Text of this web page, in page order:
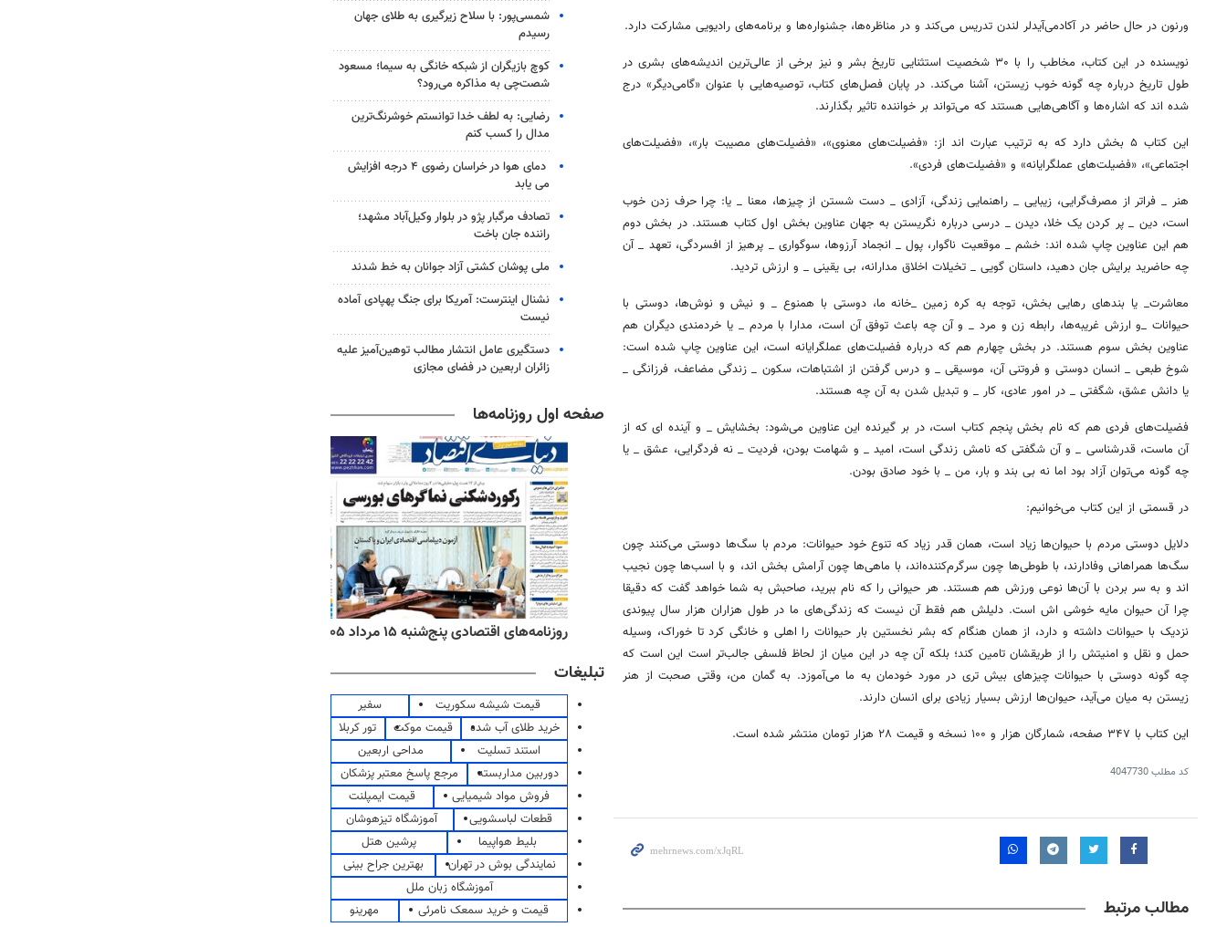
ورنون در حال حاضر در آکادمی‌آیدلر لندن تدریس می‌کند و در مناظره‌ها، جشنواره‌ها و برنامه‌های رادیویی مشارکت دارد.
نویسنده در این کتاب، مخاطب را با ۳۰ شخصیت استثنایی تاریخ بشر و نیز برخی از عالی‌ترین اندیشه‌های بشری در
طول تاریخ درباره چه گونه خوب زیستن، آشنا می‌کند. در پایان فصل‌های کتاب، توصیه‌هایی با عنوان «گامی‌دیگر» درج
شده اند که اشاره‌ها و آگاهی‌هایی هستند که می‌تواند بر خواننده تاثیر بگذارند.
این کتاب ۵ بخش دارد که به ترتیب عبارت اند از: «فضیلت‌های معنوی»، «فضیلت‌های مصیبت بار»، «فضیلت‌های
اجتماعی»، «فضیلت‌های عملگرایانه» و «فضیلت‌های فردی».
هنر _ فراتر از مصرف‌گرایی، زیبایی _ راهنمایی زندگی، آزادی _ دست شستن از چیزها، معنا _ یا: چرا حرف زدن خوب
است، دین _ پر کردن یک خلا، دیدن _ درسی درباره نگریستن به جهان عناوین بخش اول کتاب هستند. در بخش دوم
هم این عناوین چاپ شده اند: خشم _ موقعیت ناگوار، پول _ انجماد آرزوها، سوگواری _ پرهیز از افسردگی، تعهد _ آن
چه حاضرید برایش جان دهید، داستان گویی _ تخیلات اخلاق مدارانه، بی یقینی _ و ارزش تردید.
معاشرت_ یا بندهای رهایی بخش، توجه به کره زمین _خانه ما، دوستی با همنوع _ و نیش و نوش‌ها، دوستی با
حیوانات _و ارزش غریبه‌ها، رابطه زن و مرد _ و آن چه باعث توفق آن است، مدارا با مردم _ یا خردمندی دیگران هم
عناوین بخش سوم هستند. در بخش چهارم هم که درباره فضیلت‌های عملگرایانه است، این عناوین چاپ شده است:
شوخ طبعی _ انسان دوستی و فروتنی آن، موسیقی _ و درس گرفتن از اشتباهات، سکون _ زندگی مضاعف، فرزانگی _
یا دانش عشق، شگفتی _ در امور عادی، کار _ و تبدیل شدن به آن چه هستند.
فضیلت‌های فردی هم که نام بخش پنجم کتاب است، در بر گیرنده این عناوین می‌شود: بخشایش _ و آینده ای که از
آن ماست، قدرشناسی _ و آن شگفتی که نامش زندگی است، امید _ و شهامت بودن، فردیت _ نه فردگرایی، عشق _ یا
چه گونه می‌توان آزاد بود اما نه بی بند و بار، من _ با خود صادق بودن.
در قسمتی از این کتاب می‌خوانیم:
دلایل دوستی مردم با حیوان‌ها زیاد است، همان قدر زیاد که تنوع خود حیوانات: مردم با سگ‌ها دوستی می‌کنند چون
سگ‌ها همراهانی وفادارند، با طوطی‌ها چون سرگرم‌کننده‌اند، با ماهی‌ها چون آرامش بخش اند، و با اسب‌ها چون نجیب
اند و به سر بردن با آن‌ها نوعی ورزش هم هستند. هر حیوانی را که نام ببرید، صاحبش به شما خواهد گفت که دقیقا
چرا آن حیوان مایه خوشی اش است. دلیلش هم فقط آن نیست که زندگی‌های ما در طول هزاران هزار سال پیوندی
نزدیک با حیوانات داشته و دارد، از همان هنگام که بشر نخستین بار حیوانات را اهلی و خانگی کرد تا خوراک، وسیله
حمل و نقل و امنیتش را از طریقشان تامین کند؛ بلکه آن چه در این میان از لحاظ فلسفی جالب‌تر است این است که
چه گونه دوستی با حیوانات چیزهای بیش تری در مورد خودمان به ما می‌آموزد. به گمان من، وقتی صحبت از هنر
زیستن به میان می‌آید، حیوان‌ها ارزش بسیار زیادی برای انسان دارند.
این کتاب با ۳۴۷ صفحه، شمارگان هزار و ۱۰۰ نسخه و قیمت ۲۸ هزار تومان منتشر شده است.
کد مطلب4047730
مطالب مرتبط
شمسی‌پور: با سلاح زیرگیری به طلای جهان
رسیدم
کوچ بازیگران از شبکه خانگی به سیما؛ مسعود
شصت‌چی به مذاکره می‌رود؟
رضایی: به لطف خدا توانستم خوشرنگ‌ترین
مدال را کسب کنم
دمای هوا در خراسان رضوی ۴ درجه افزایش
می یابد
تصادف مرگبار پژو در بلوار وکیل‌آباد مشهد؛
راننده جان باخت
ملی پوشان کشتی آزاد جوانان به خط شدند
نشنال اینترست: آمریکا برای جنگ پهپادی آماده
نیست
دستگیری عامل انتشار مطالب توهین‌آمیز علیه
زائران اربعین در فضای مجازی
صفحه اول روزنامه‌ها
روزنامه‌های صبح پنج‌شنبه ۱۵ مرداد ۱۴۰۵ روزنامه‌های ورزشی پنج‌شنبه ۱۵ مرداد ۱۴۰۵ روزنامه‌های اقتصادی پنج‌شنبه ۱۵ مرداد ۱۴۰۵
تبلیغات
قیمت شیشه سکوریت
سفیر
خرید طلای آب شده
قیمت موکت
تور کربلا
استند تسلیت
مداحی اربعین
دوربین مداربسته
مرجع پاسخ معتبر پزشکان
فروش مواد شیمیایی
قیمت ایمپلنت
قطعات لباسشویی
آموزشگاه تیزهوشان
بلیط هواپیما
پرشین هتل
نمایندگی بوش در تهران
بهترین جراح بینی
آموزشگاه زبان ملل
قیمت و خرید سمعک نامرئی
مهرینو